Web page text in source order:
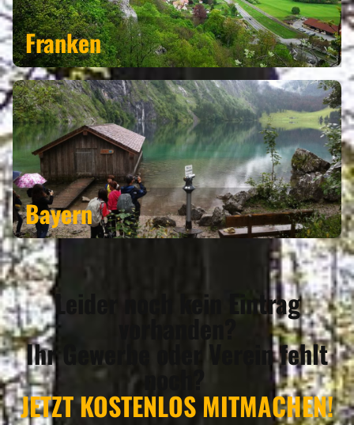
Franken
Bayern
Leider noch kein Eintrag
vorhanden?
Ihr Gewerbe oder Verein fehlt
JETZT KOSTENLOS MITMACHEN!